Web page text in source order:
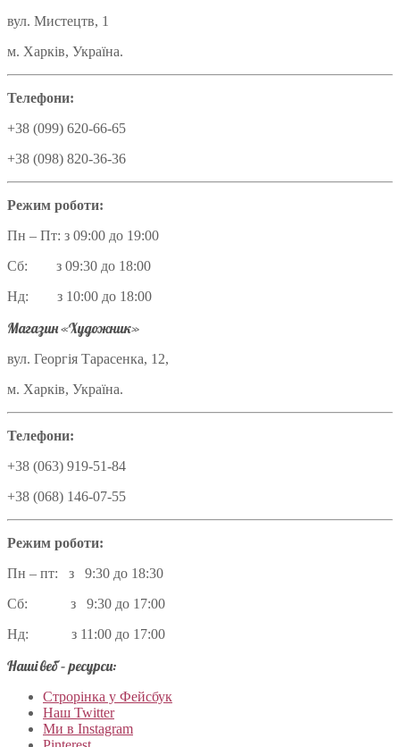
вул. Мистецтв, 1
м. Харків, Україна.
Телефони:
+38 (099) 620-66-65
+38 (098) 820-36-36
Режим роботи:
Пн – Пт: з 09:00 до 19:00
Сб: з 09:30 до 18:00
Нд: з 10:00 до 18:00
Магазин «Художник»
вул. Георгія Тарасенка, 12,
м. Харків, Україна.
Телефони:
+38 (063) 919-51-84
+38 (068) 146-07-55
Режим роботи:
Пн – пт: з 9:30 до 18:30
Сб: з 9:30 до 17:00
Нд: з 11:00 до 17:00
Наші веб – ресурси:
Строрінка у Фейсбук
Наш Twitter
Ми в Instagram